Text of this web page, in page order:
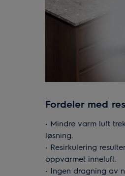
Fordeler med
• Mindre varm luft
løsning.
• Resirkulering
oppvarmet inneluft.
• Ingen dragning av